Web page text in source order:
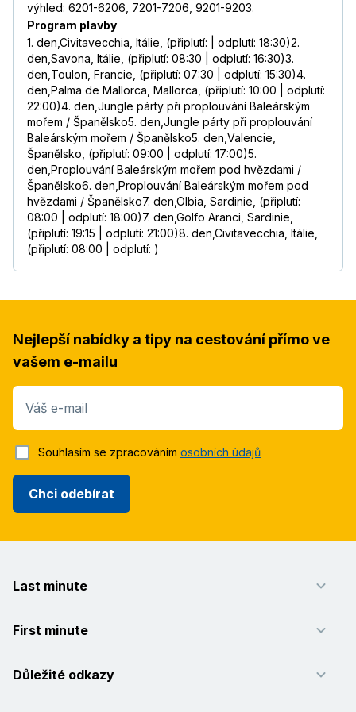
výhled: 6201-6206, 7201-7206, 9201-9203.
Program plavby
1. den,Civitavecchia, Itálie, (připlutí: | odplutí: 18:30)2.
den,Savona, Itálie, (připlutí: 08:30 | odplutí: 16:30)3.
den,Toulon, Francie, (připlutí: 07:30 | odplutí: 15:30)4.
den,Palma de Mallorca, Mallorca, (připlutí: 10:00 | odplutí:
22:00)4. den,Jungle párty při proplouvání Baleárským
mořem / Španělsko5. den,Jungle párty při proplouvání
Baleárským mořem / Španělsko5. den,Valencie,
Španělsko, (připlutí: 09:00 | odplutí: 17:00)5.
den,Proplouvání Baleárským mořem pod hvězdami /
Španělsko6. den,Proplouvání Baleárským mořem pod
hvězdami / Španělsko7. den,Olbia, Sardinie, (připlutí:
08:00 | odplutí: 18:00)7. den,Golfo Aranci, Sardinie,
(připlutí: 19:15 | odplutí: 21:00)8. den,Civitavecchia, Itálie,
(připlutí: 08:00 | odplutí: )
Nejlepší nabídky a tipy na cestování přímo ve
vašem e-mailu
Váš e-mail
Chci odebírat
Souhlasím se zpracováním osobních údajů
Last minute
First minute
Důležité odkazy